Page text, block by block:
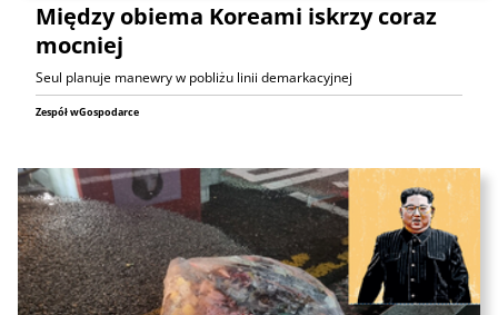
Między obiema Koreami iskrzy coraz
mocniej
Seul planuje manewry w pobliżu linii demarkacyjnej
Zespół wGospodarce